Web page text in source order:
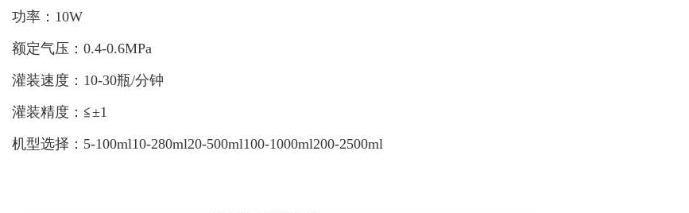
功率：10W
额定气压：0.4-0.6MPa
灌装速度：10-30瓶/分钟
灌装精度：≦±1
机型选择：5-100ml10-280ml20-500ml100-1000ml200-2500ml